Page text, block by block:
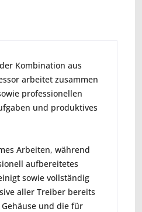
Kombination aus
arbeitet zusammen
professionellen
und produktives
Arbeiten, während
aufbereitetes
sowie vollständig
aller Treiber bereits
und die für